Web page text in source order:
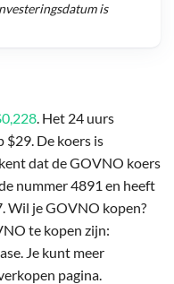
. Het 24 uurs
De koers is
dat de GOVNO koers
nummer 4891 en heeft
Wil je GOVNO kopen?
te kopen zijn:
Je kunt meer
pagina.
is